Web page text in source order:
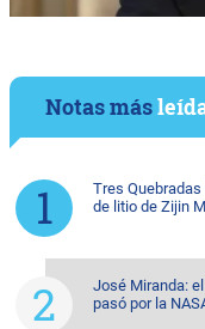
Notas más
Tres
de litio de Zijin
José Miranda:
pasó por la